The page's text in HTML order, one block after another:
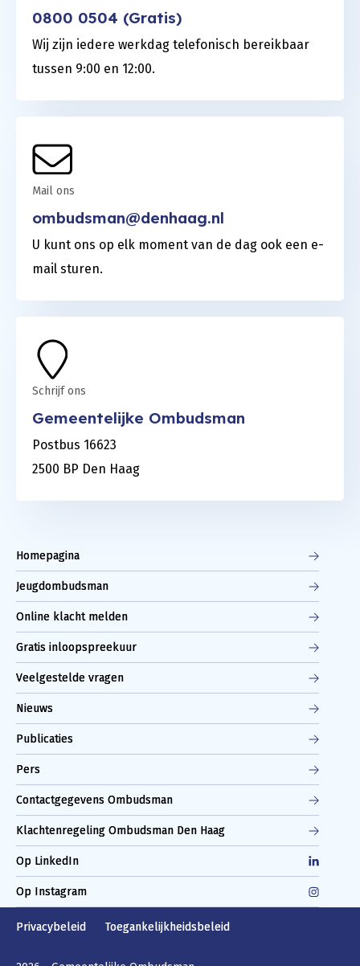
0800 0504 (Gratis)
Wij zijn iedere werkdag telefonisch bereikbaar
tussen 9:00 en 12:00.
Mail ons
ombudsman@denhaag.nl
U kunt ons op elk moment van de dag ook een e-
mail sturen.
Schrijf ons
Gemeentelijke Ombudsman
Postbus 16623
2500 BP Den Haag
Homepagina
Jeugdombudsman
Online klacht melden
Gratis inloopspreekuur
Veelgestelde vragen
Nieuws
Publicaties
Pers
Contactgegevens Ombudsman
Klachtenregeling Ombudsman Den Haag
Op LinkedIn
Op Instagram
Privacybeleid Toegankelijkheidsbeleid